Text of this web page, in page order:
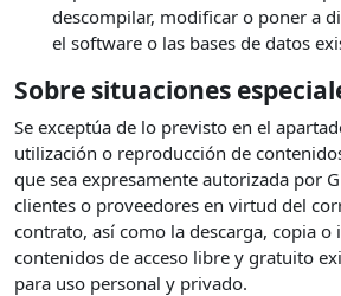
descompilar, modificar o poner a
el software o las bases de datos
Sobre situaciones
Se exceptúa de lo previsto en el
utilización o reproducción de
que sea expresamente autorizada por
clientes o proveedores en virtud del
contrato, así como la descarga, copia o
contenidos de acceso libre y gratuito
para uso personal y privado.